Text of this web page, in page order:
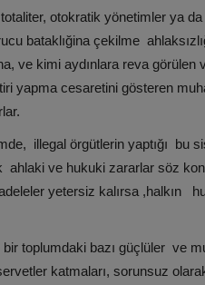
otokratik yönetimler ya
bataklığina çekilme
ve kimi aydınlara reva
yapma cesaretini gösteren
illegal örgütlerin yaptığı bu
ahlaki ve hukuki zararlar söz
yetersiz kalırsa ,halkın
toplumdaki bazı güçlüler ve
katmaları, sorunsuz